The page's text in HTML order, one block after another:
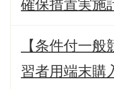
確保措置実施
【条件付一
習者用端末購